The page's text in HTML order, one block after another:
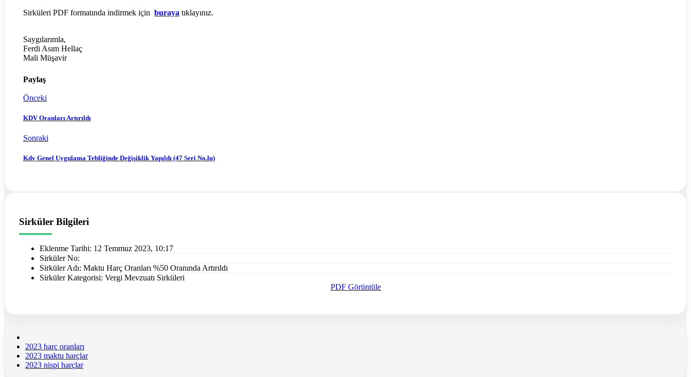
Sirküleri PDF formatında indirmek için buraya tıklayınız.
Saygılarımla,
Ferdi Asım Hellaç
Mali Müşavir
Paylaş
Önceki
KDV Oranları Artırıldı
Sonraki
Kdv Genel Uygulama Tebliğinde Değişiklik Yapıldı (47 Seri No.lu)
Sirküler Bilgileri
Eklenme Tarihi: 12 Temmuz 2023, 10:17
Sirküler No:
Sirküler Adı: Maktu Harç Oranları %50 Oranında Artırıldı
Sirküler Kategorisi: Vergi Mevzuatı Sirküleri
PDF Görüntüle
2023 harç oranları
2023 maktu harçlar
2023 nispi harçlar